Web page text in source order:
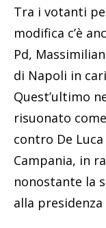
Tra i votanti
modifica c’è
Pd,
di Napoli in
Quest’ultimo
risuonato
contro De
Campania, in
nonostante la
alla presidenza